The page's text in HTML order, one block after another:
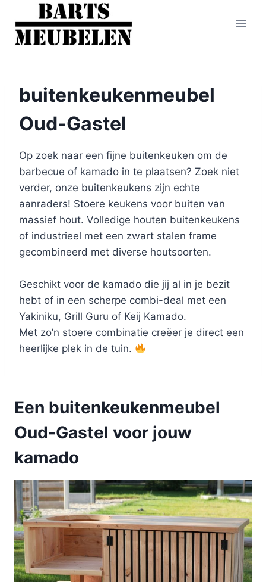
Doorgaan
naar
inhoud
buitenkeukenmeubel
Oud-Gastel
Op zoek naar een fijne buitenkeuken om de
barbecue of kamado in te plaatsen? Zoek niet
verder, onze buitenkeukens zijn echte
aanraders! Stoere keukens voor buiten van
massief hout. Volledige houten buitenkeukens
of industrieel met een zwart stalen frame
gecombineerd met diverse houtsoorten.
Geschikt voor de kamado die jij al in je bezit
hebt of in een scherpe combi-deal met een
Yakiniku, Grill Guru of Keij Kamado.
Met zo’n stoere combinatie creëer je direct een
heerlijke plek in de tuin.
Een buitenkeukenmeubel
Oud-Gastel voor jouw
kamado